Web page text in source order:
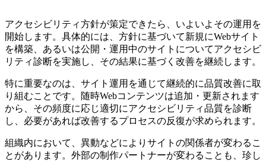
アクセシビリティ方針が策定できたら、いよいよその運用を
開始します。具体的には、方針に基づいて新規にWebサイト
を構築、あるいは公開・運用中のサイトについてアクセシビ
リティ診断を実施し、その結果に基づく改善を継続します。
特に重要なのは、サイト運用を通じて継続的に品質改善に取
り組むことです。随時Webコンテンツは追加・更新されます
から、その頻度に応じ適切にアクセシビリティ品質を診断
し、必要があれば改善するプロセスの反復が求められます。
組織内において、異動などによりサイトの関係者が変わるこ
とがあります。外部の制作パートナーが変わることも、珍し